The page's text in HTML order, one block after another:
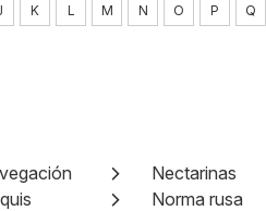
K L M N O P Q
Nectarinas
Norma rusa